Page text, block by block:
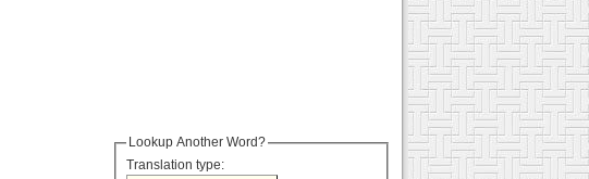
Lookup Another Word?
Translation type: